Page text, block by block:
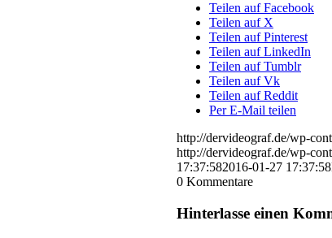
Teilen auf Facebook
Teilen auf X
Teilen auf Pinterest
Teilen auf LinkedIn
Teilen auf Tumblr
Teilen auf Vk
Teilen auf Reddit
Per E-Mail teilen
http://dervideograf.de/wp-
http://dervideograf.de/wp-
17:37:582016-01-27 17:37:58
0 Kommentare
Hinterlasse einen